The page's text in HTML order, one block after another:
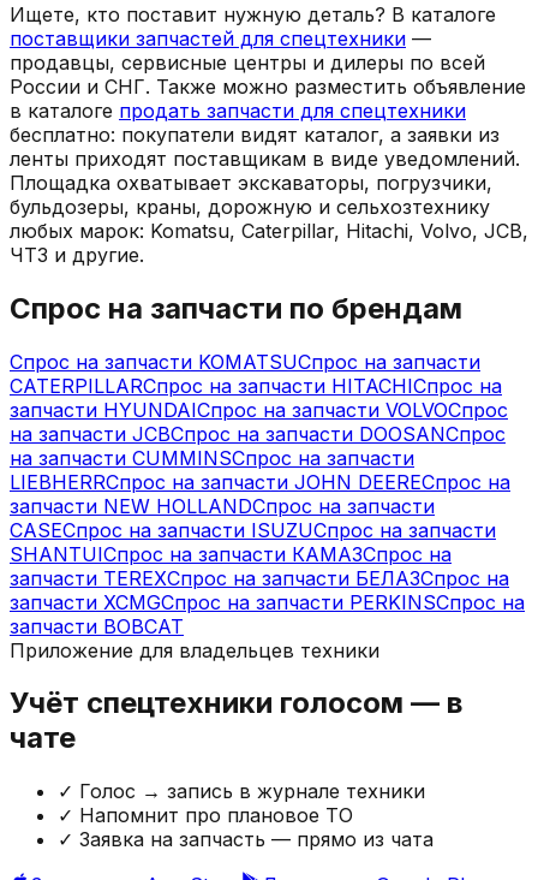
Ищете, кто поставит нужную деталь? В каталоге
поставщики запчастей для спецтехники —
продавцы, сервисные центры и дилеры по всей
России и СНГ. Также можно разместить объявление
в каталоге продать запчасти для спецтехники
бесплатно: покупатели видят каталог, а заявки из
ленты приходят поставщикам в виде уведомлений.
Площадка охватывает экскаваторы, погрузчики,
бульдозеры, краны, дорожную и сельхозтехнику
любых марок: Komatsu, Caterpillar, Hitachi, Volvo, JCB,
ЧТЗ и другие.
Спрос на запчасти по брендам
Спрос на запчасти KOMATSUСпрос на запчасти
CATERPILLARСпрос на запчасти HITACHIСпрос на
запчасти HYUNDAIСпрос на запчасти VOLVOСпрос
на запчасти JCBСпрос на запчасти DOOSANСпрос
на запчасти CUMMINSСпрос на запчасти
LIEBHERRСпрос на запчасти JOHN DEEREСпрос на
запчасти NEW HOLLANDСпрос на запчасти
CASEСпрос на запчасти ISUZUСпрос на запчасти
SHANTUIСпрос на запчасти КАМАЗСпрос на
запчасти TEREXСпрос на запчасти БЕЛАЗСпрос на
запчасти XCMGСпрос на запчасти PERKINSСпрос на
запчасти BOBCAT
Приложение для владельцев техники
Учёт спецтехники голосом — в
чате
✓ Голос → запись в журнале техники
✓ Напомнит про плановое ТО
✓ Заявка на запчасть — прямо из чата